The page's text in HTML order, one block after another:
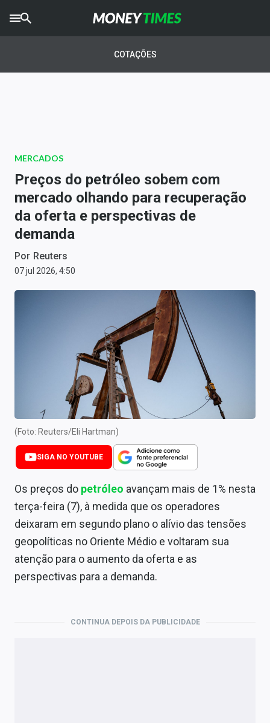
AGROTIMES
Newsletters
Money Trader
Anuncie
Últimas Notícias
Newsletters
Carteiras Recomendadas
Central de Dividendos
Central de Fundos Imobiliários
Central dos IPOs
Renda Fixa
Finanças Pessoais
Mercados
Economia
Empresas
COTAÇÕES
MERCADOS
Preços do petróleo sobem com
mercado olhando para recuperação
da oferta e perspectivas de
demanda
Por Reuters
07 jul 2026, 4:50
(Foto: Reuters/Eli Hartman)
SIGA NO YOUTUBE
Os preços do petróleo avançam mais de 1% nesta
terça-feira (7), à medida que os operadores
deixaram em segundo plano o alívio das tensões
geopolíticas no Oriente Médio e voltaram sua
atenção para o aumento da oferta e as
perspectivas para a demanda.
CONTINUA DEPOIS DA PUBLICIDADE